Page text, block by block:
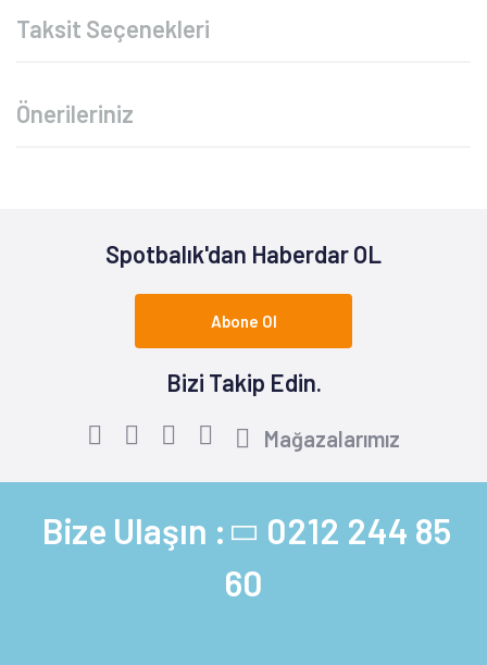
Taksit Seçenekleri
Önerileriniz
Spotbalık'dan Haberdar OL
Abone Ol
Bizi Takip Edin.
Mağazalarımız
Bize Ulaşın : 0212 244 85
60